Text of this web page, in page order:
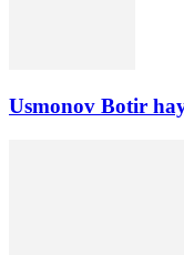
Usmonov Botir